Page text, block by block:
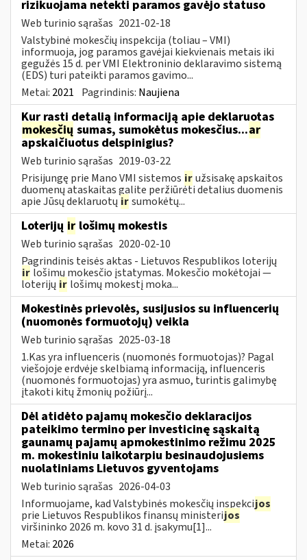
rizikuojama netekti paramos gavėjo statuso
Web turinio sąrašas 2021-02-18
Valstybinė mokesčių inspekcija (toliau – VMI)
informuoja, jog paramos gavėjai kiekvienais metais iki
gegužės 15 d. per VMI Elektroninio deklaravimo sistemą
(EDS) turi pateikti paramos gavimo...
Metai: 2021 Pagrindinis: Naujiena
Kur rasti detalią informaciją apie deklaruotas
mokesčių sumas, sumokėtus mokesčius...ar
apskaičiuotus delspinigius?
Web turinio sąrašas 2019-03-22
Prisijungę prie Mano VMI sistemos iružsisakę apskaitos
duomenų ataskaitas galite peržiūrėti detalius duomenis
apie Jūsų deklaruotų irsumokėtų...
Loterijų ir lošimų mokestis
Web turinio sąrašas 2020-02-10
Pagrindinis teisės aktas - Lietuvos Respublikos loterijų
ir lošimų mokesčio įstatymas. Mokesčio mokėtojai —
loterijų ir lošimų mokestį moka...
Mokestinės prievolės, susijusios su influencerių
(nuomonės formuotojų) veikla
Web turinio sąrašas 2025-03-18
1.Kas yra influenceris (nuomonės formuotojas)? Pagal
viešojoje erdvėje skelbiamą informaciją, influenceris
(nuomonės formuotojas) yra asmuo, turintis galimybę
įtakoti kitų žmonių požiūrį...
Dėl atidėto pajamų mokesčio deklaracijos
pateikimo termino per investicinę sąskaitą
gaunamų pajamų apmokestinimo režimu 2025
m. mokestiniu laikotarpiu besinaudojusiems
nuolatiniams Lietuvos gyventojams
Web turinio sąrašas 2026-04-03
Informuojame, kad Valstybinės mokesčių inspekcijos
prie Lietuvos Respublikos finansų ministerijos
viršininko 2026 m. kovo 31 d. įsakymu[1]...
Metai: 2026